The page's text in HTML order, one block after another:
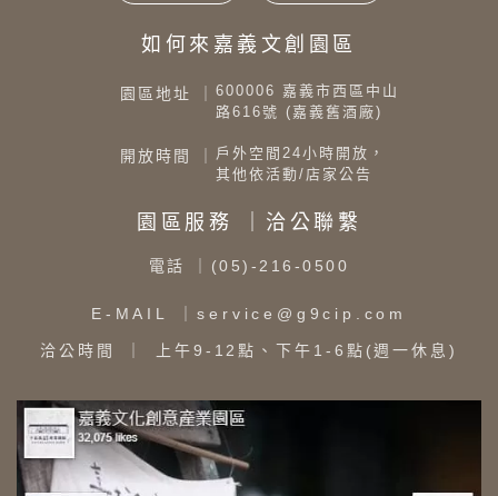
如何來嘉義文創園區
園區地址 ｜ 600006 嘉義市西區中山
路616號 (嘉義舊酒廠)
開放時間 ｜ 戶外空間24小時開放，
其他依活動/店家公告
園區服務 ｜洽公聯繫
電話 ｜(05)-216-0500
E-MAIL ｜service@g9cip.com
洽公時間 ｜ 上午9-12點、下午1-6點(週一休息)